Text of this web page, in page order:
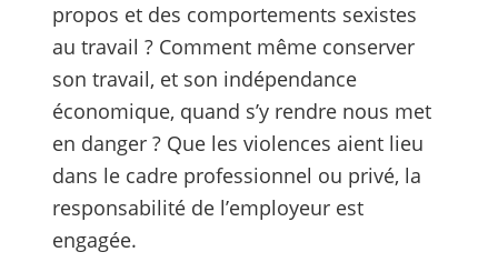
propos et des comportements sexistes
au travail ? Comment même conserver
son travail, et son indépendance
économique, quand s’y rendre nous met
en danger ? Que les violences aient lieu
dans le cadre professionnel ou privé, la
responsabilité de l’employeur est
engagée.